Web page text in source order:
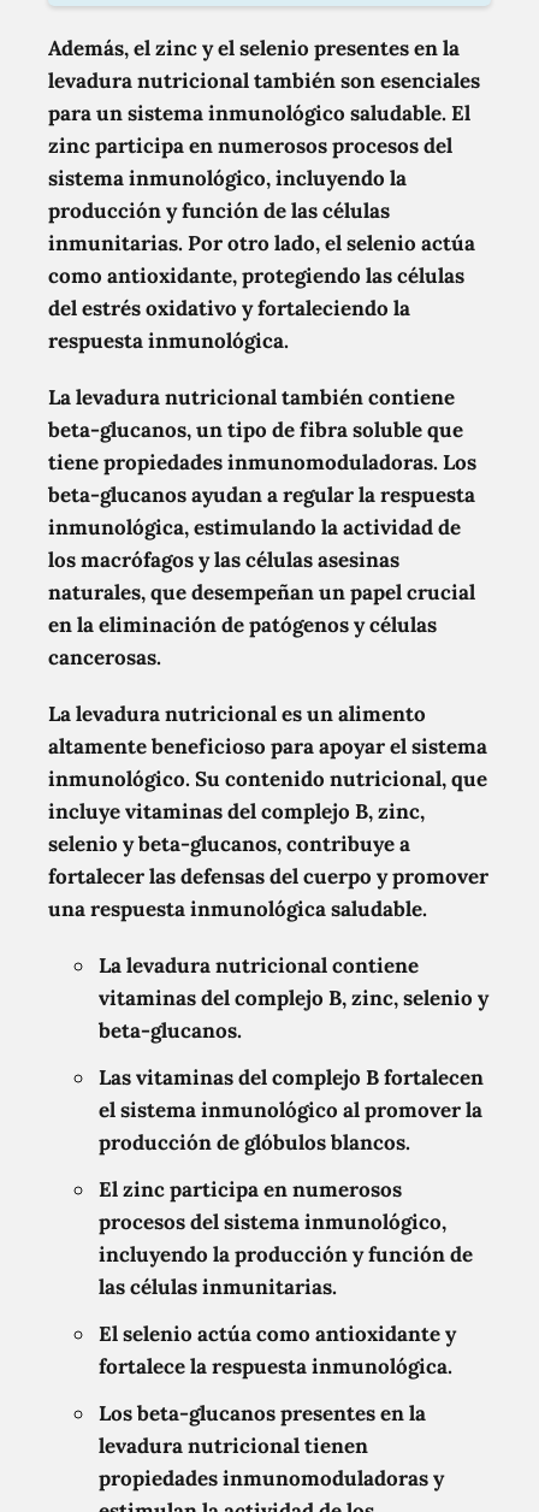
Además, el zinc y el selenio presentes en la
levadura nutricional también son esenciales
para un sistema inmunológico saludable. El
zinc participa en numerosos procesos del
sistema inmunológico, incluyendo la
producción y función de las células
inmunitarias. Por otro lado, el selenio actúa
como antioxidante, protegiendo las células
del estrés oxidativo y fortaleciendo la
respuesta inmunológica.
La levadura nutricional también contiene
beta-glucanos, un tipo de fibra soluble que
tiene propiedades inmunomoduladoras. Los
beta-glucanos ayudan a regular la respuesta
inmunológica, estimulando la actividad de
los macrófagos y las células asesinas
naturales, que desempeñan un papel crucial
en la eliminación de patógenos y células
cancerosas.
La levadura nutricional es un alimento
altamente beneficioso para apoyar el sistema
inmunológico. Su contenido nutricional, que
incluye vitaminas del complejo B, zinc,
selenio y beta-glucanos, contribuye a
fortalecer las defensas del cuerpo y promover
una respuesta inmunológica saludable.
La levadura nutricional contiene
vitaminas del complejo B, zinc, selenio y
beta-glucanos.
Las vitaminas del complejo B fortalecen
el sistema inmunológico al promover la
producción de glóbulos blancos.
El zinc participa en numerosos
procesos del sistema inmunológico,
incluyendo la producción y función de
las células inmunitarias.
El selenio actúa como antioxidante y
fortalece la respuesta inmunológica.
Los beta-glucanos presentes en la
levadura nutricional tienen
propiedades inmunomoduladoras y